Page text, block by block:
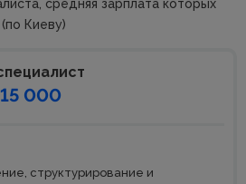
средняя зарплата которых
Киеву)
000
структурирование и